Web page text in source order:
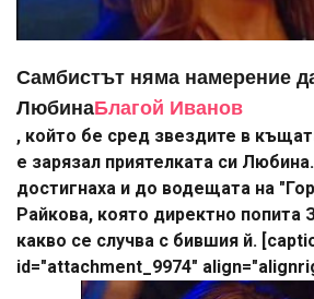
Самбистът няма намерение
ЛюбинаБлагой Иванов
, който бе сред звездите в
е зарязал приятелката си
достигнаха и до водещата на
Райкова, която директно попита
какво се случва с бившия й.
id="attachment_9974"